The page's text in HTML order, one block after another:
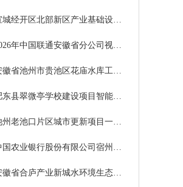
宣城经开区北部新区产业基础设施提升工程项目-宣城经开区清流路以东、风萃路以北地块建设项目二期标准化厂房及室外附属工程答疑公告
2026年中国联通安徽省分公司视频策划设计制作采购项目
安徽省池州市贵池区花庙水库工程环境和水土保持监理服务项目
肥东县翠微亭学校建设项目智能化工程答疑2
池州老池口片区城市更新项目一期B2场景设计
中国农业银行股份有限公司宿州分行砀山关帝庙支行网点重建及装饰装修工程项目公开招标公告
安徽省合庐产业新城水环境生态修复工程项目4标段-合庐产业新城排涝水系项目监理招标文件补疑2